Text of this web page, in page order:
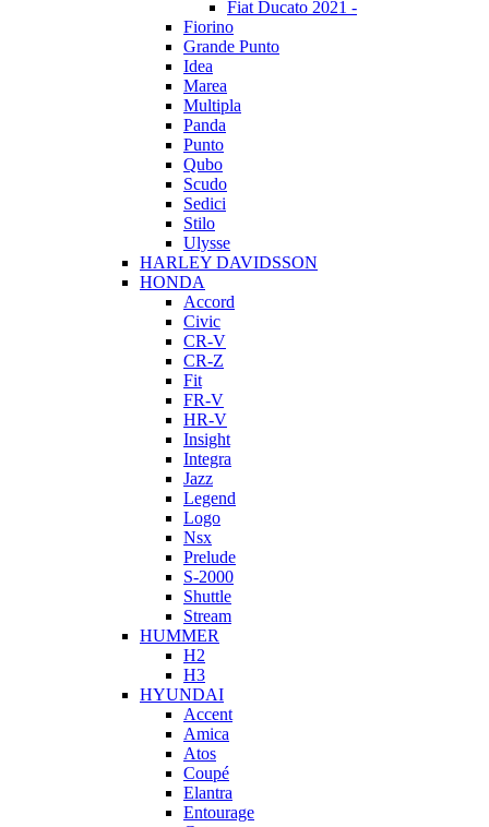
Fiat Ducato 2021 -
Fiorino
Grande Punto
Idea
Marea
Multipla
Panda
Punto
Qubo
Scudo
Sedici
Stilo
Ulysse
HARLEY DAVIDSSON
HONDA
Accord
Civic
CR-V
CR-Z
Fit
FR-V
HR-V
Insight
Integra
Jazz
Legend
Logo
Nsx
Prelude
S-2000
Shuttle
Stream
HUMMER
H2
H3
HYUNDAI
Accent
Amica
Atos
Coupé
Elantra
Entourage